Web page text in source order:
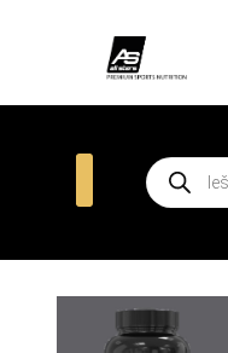
Prenumeruokite all